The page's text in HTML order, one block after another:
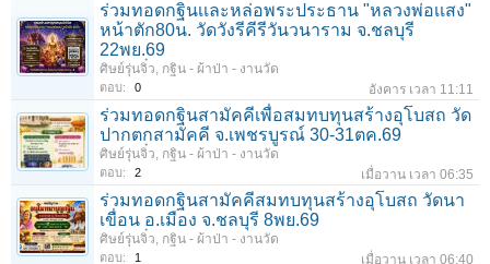
ร่วมทอดกฐินเเละหล่อพระประธาน "หลวงพ่อเเสง"
หน้าตัก80น. วัดวังรีคีรีวันวนาราม จ.ชลบุรี
22พย.69
ศิษย์รุ่นจิ๋ว, กฐิน - ผ้าป่า - งานวัด
ตอบ: 0 อังคาร เวลา 11:11
ร่วมทอดกฐินสามัคคีเพื่อสมทบทุนสร้างอุโบสถ วัด
ปากตกสามัคคี จ.เพชรบูรณ์ 30-31ตค.69
ศิษย์รุ่นจิ๋ว, กฐิน - ผ้าป่า - งานวัด
ตอบ: 2 เมื่อวาน เวลา 06:35
ร่วมทอดกฐินสามัคคีสมทบทุนสร้างอุโบสถ วัดนา
เขื่อน อ.เมือง จ.ชลบุรี 8พย.69
ศิษย์รุ่นจิ๋ว, กฐิน - ผ้าป่า - งานวัด
ตอบ: 1 เมื่อวาน เวลา 06:40